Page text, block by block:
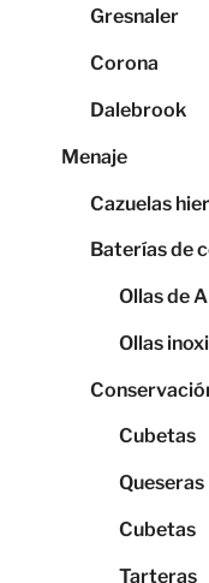
Gresnaler
Corona
Dalebrook
Menaje
Cazuelas
Baterías de
Ollas de
Ollas
Cubetas
Queseras
Cubetas
Tarteras